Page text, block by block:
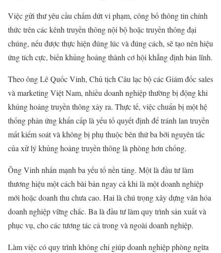
Việc gửi thư yêu cầu chấm dứt vi phạm, công bố thông tin chính
thức trên các kênh truyền thông nội bộ hoặc truyền thông đại
chúng, nếu được thực hiện đúng lúc và đúng cách, sẽ tạo nên hiệu
ứng tích cực, biến khủng hoảng thành cơ hội khẳng định bản lĩnh.
Theo ông Lê Quốc Vinh, Chủ tịch Câu lạc bộ các Giám đốc sales
và marketing Việt Nam, nhiều doanh nghiệp thường bị động khi
khủng hoảng truyền thông xảy ra. Thực tế, việc chuẩn bị một hệ
thống phản ứng khẩn cấp là yếu tố quyết định để tránh lan truyền
mất kiểm soát và không bị phụ thuộc bên thứ ba bởi nguyên tắc
của xử lý khủng hoảng truyền thông là phòng hơn chống.
Ông Vinh nhấn mạnh ba yếu tố nền tảng. Một là đầu tư làm
thương hiệu một cách bài bản ngay cả khi là một doanh nghiệp
mới hoặc doanh thu chưa cao. Hai là chú trọng xây dựng văn hóa
doanh nghiệp vững chắc. Ba là đầu tư làm quy trình sản xuất và
phục vụ, cho các tương tác cả trong và ngoài doanh nghiệp.
Làm việc có quy trình không chỉ giúp doanh nghiệp phòng ngừa